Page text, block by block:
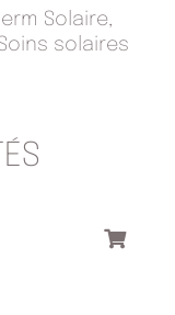
Solaire,
solaires